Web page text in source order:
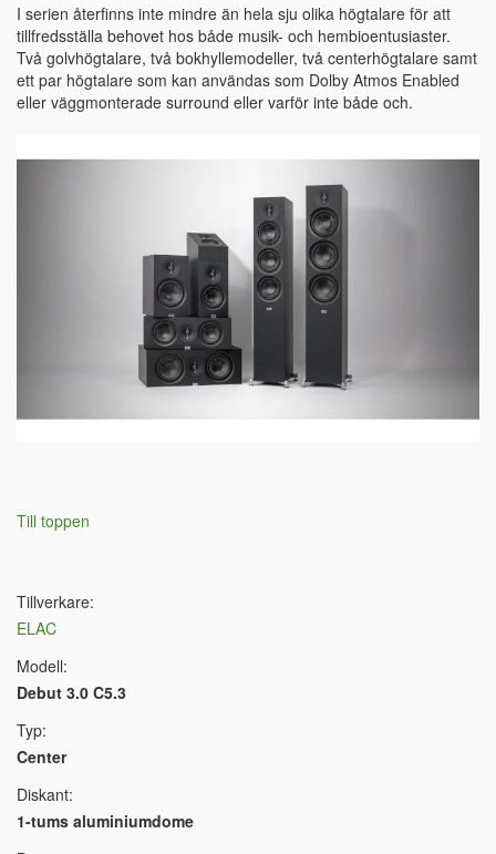
I serien återfinns inte mindre än hela sju olika högtalare för att
tillfredsställa behovet hos både musik- och hembioentusiaster.
Två golvhögtalare, två bokhyllemodeller, två centerhögtalare samt
ett par högtalare som kan användas som Dolby Atmos Enabled
eller väggmonterade surround eller varför inte både och.
Till toppen
Tillverkare:
ELAC
Modell:
Debut 3.0 C5.3
Typ:
Center
Diskant:
1-tums aluminiumdome